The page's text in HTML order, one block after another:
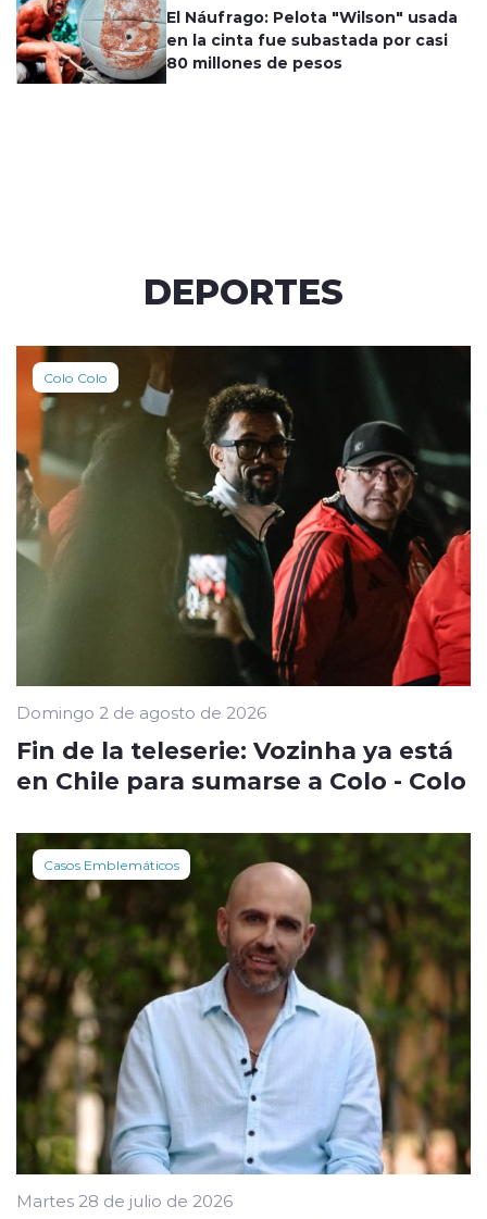
El Náufrago: Pelota "Wilson" usada
en la cinta fue subastada por casi
80 millones de pesos
DEPORTES
Colo Colo
Domingo 2 de agosto de 2026
Fin de la teleserie: Vozinha ya está
en Chile para sumarse a Colo - Colo
Casos Emblemáticos
Martes 28 de julio de 2026